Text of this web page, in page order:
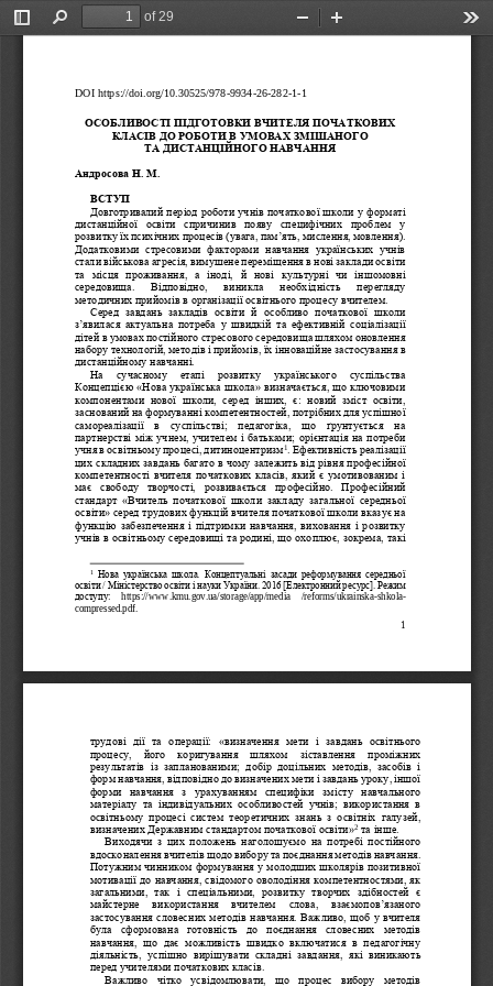
Toggle
Find
of 29
Zoom
1
DOI https://doi org/10.30525/978-9934-26-282-1- 1
ОСОБЛИВОСТІ ПІДГОТОВКИ ВЧИТЕЛЯ ПОЧАТКОВИХ
КЛАСІВ ДО РОБОТИ В УМОВАХ ЗМІШАНОГО
ТА ДИСТАНЦІЙНОГО НАВЧАННЯ
Андросова Н. М.
ВСТУП
Довготривалий період роботи учнів початкової школи у форматі
дистанційної  освіти  спричинив  появу  специфічних  проблем  у
розвитку їх психічних процесів (увага, пам’ять, мислення, мовлення).
Додатковими  стресовими  факторами  навчання  українських  учнів
стали військова агресія, вимушене переміщення в нові заклади освіти
та  місця  проживання,  а  іноді,  й  нові  культурні  чи  іншомовні
середовища.   Відповідно,   виникла   необхідність   перегляду
методичних прийомів в організації освітнього процесу вчителем.
Серед  завдань  закладів  освіти  й  особливо  початкової  школи
з’явилася  актуальна  потреба  у  швидкій  та  ефективній  соціалізації
дітей в умовах постійного стресового середовища шляхом оновлення
набору технологій, методів і прийомів, їх інноваційне застосування в
дистанційному навчанні.
На   сучасному   етапі   розвитку   українського   суспільства
Концепцією «Нова українська школа» визначається, що ключовими
компонентами  нової  школи,  серед  інших,  є:  новий  зміст  освіти,
заснований на формуванні компетентностей, потрібних для успішної
самореалізації  в  суспільстві;  педагогіка,  що  ґрунтується  на
партнерстві між учнем, учителем і батьками; орієнтація на потреби
учня в освітньому процесі, дитиноцентризм 1. Ефективність реалізації
цих складних завдань багато в чому залежить від рівня професійної
компетентності вчителя початкових класів, який є умотивованим і
має  свободу  творчості,  розвивається  професійно.  Професійний
стандарт  «Вчитель  початкової  школи  закладу  загальної  середньої
освіти» серед трудових функцій вчителя початкової школи вказує на
функцію забезпечення і підтримки навчання, виховання і розвитку
учнів в освітньому середовищі та родині, що охоплює, зокрема, такі
1
Нова  українська  школа.  Концептуальні  засади  реформування  середньої
освіти / Міністерство освіти і науки України. 2016 [Електронний ресурс]. Режим
доступу:
https://www.kmu.gov.ua/storage/app/media     /reforms/ukrainska-shkola-
compressed.pdf.
трудові  дії  та  операції:  «визначення  мети  і  завдань  освітнього
процесу,  його  коригування  шляхом  зіставлення  проміжних
результатів  із  запланованими;  добір  доцільних  методів,  засобів  і
форм навчання, відповідно до визначених мети і завдань уроку, іншої
форми  навчання  з  урахуванням  специфіки  змісту  навчального
матеріалу та  індивідуальних  особливостей  учнів;  використання  в
освітньому  процесі  систем  теоретичних  знань  з  освітніх  галузей,
визначених Державним стандартом початкової освіти»2 та інше.
Виходячи  з  цих  положень  наголошуємо  на  потребі  постійного
вдосконалення вчителів щодо вибору та поєднання методів навчання.
Потужним чинником формування у молодших школярів позитивної
мотивації до навчання, свідомого оволодіння компетентностями, як
загальними,  так  і  спеціальними,  розвитку  творчих  здібностей  є
майстерне   використання   вчителем   слова,   взаємопов’язаного
застосування словесних методів навчання. Важливо, щоб у вчителя
була  сформована  готовність  до  поєднання  словесних  методів
навчання,  що  дає  можливість  швидко  включатися  в  педагогічну
діяльність,  успішно  вирішувати  складні завдання,  які  виникають
перед учителями початкових класів.
Важливо  чітко  усвідомлювати,  що  процес  вибору  методів